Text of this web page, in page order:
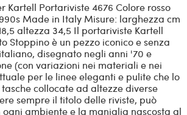
Kartell Portariviste 4676 Colore rosso
Made in Italy Misure: larghezza cm
altezza 34,5 Il portariviste Kartell
Stoppino è un pezzo iconico e senza
disegnato negli anni '70 e
(con variazioni nei materiali e nei
per le linee eleganti e pulite che lo
collocate ad altezze diverse
sempre il titolo delle riviste, può
ogni ambiente e la maniglia nascosta al